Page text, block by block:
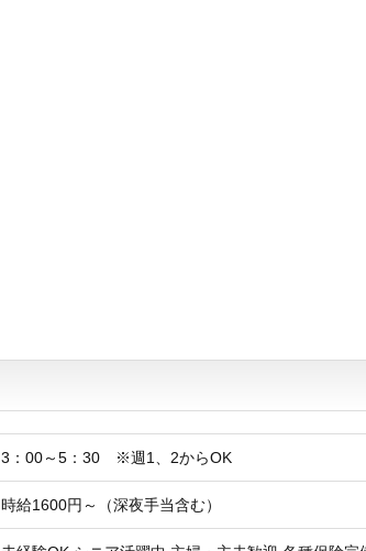
3：00～5：30 ※週1、2からOK
時給1600円～（深夜手当含む）